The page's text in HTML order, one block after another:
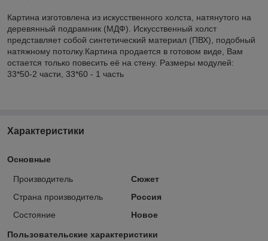
Картина изготовлена из искусственного холста, натянутого на
деревянный подрамник (МДФ). Искусственный холст
представляет собой синтетический материал (ПВХ), подобный
натяжному потолку.Картина продается в готовом виде, Вам
остается только повесить её на стену. Размеры модулей:
33*50-2 части, 33*60 - 1 часть
Характеристики
Основные
Производитель
Сюжет
Страна производитель
Россия
Состояние
Новое
Пользовательские характеристики